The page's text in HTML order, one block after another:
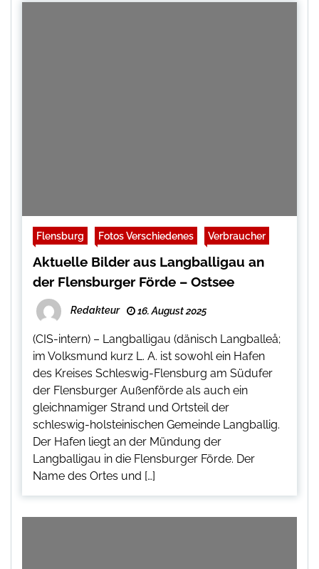
Flensburg Fotos Verschiedenes Verbraucher
Aktuelle Bilder aus Langballigau an
der Flensburger Förde – Ostsee
Redakteur 16. August 2025
(CIS-intern) – Langballigau (dänisch Langballeå;
im Volksmund kurz L. A. ist sowohl ein Hafen
des Kreises Schleswig-Flensburg am Südufer
der Flensburger Außenförde als auch ein
gleichnamiger Strand und Ortsteil der
schleswig-holsteinischen Gemeinde Langballig.
Der Hafen liegt an der Mündung der
Langballigau in die Flensburger Förde. Der
Name des Ortes und […]